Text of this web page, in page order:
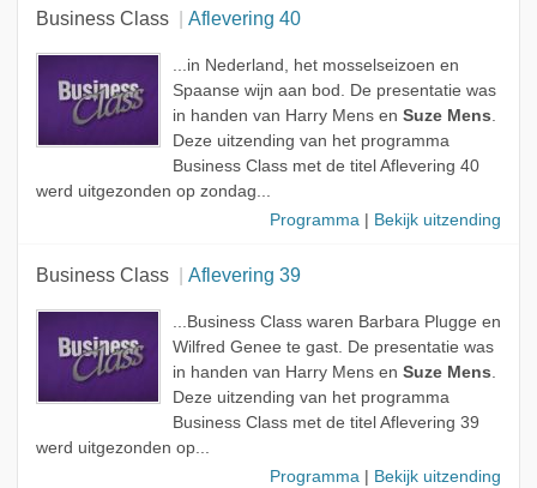
Business Class Aflevering 40
...in Nederland, het mosselseizoen en
Spaanse wijn aan bod. De presentatie was
in handen van Harry Mens en Suze Mens.
Deze uitzending van het programma
Business Class met de titel Aflevering 40
werd uitgezonden op zondag...
Programma
Bekijk uitzending
Business Class Aflevering 39
...Business Class waren Barbara Plugge en
Wilfred Genee te gast. De presentatie was
in handen van Harry Mens en Suze Mens.
Deze uitzending van het programma
Business Class met de titel Aflevering 39
werd uitgezonden op...
Programma
Bekijk uitzending